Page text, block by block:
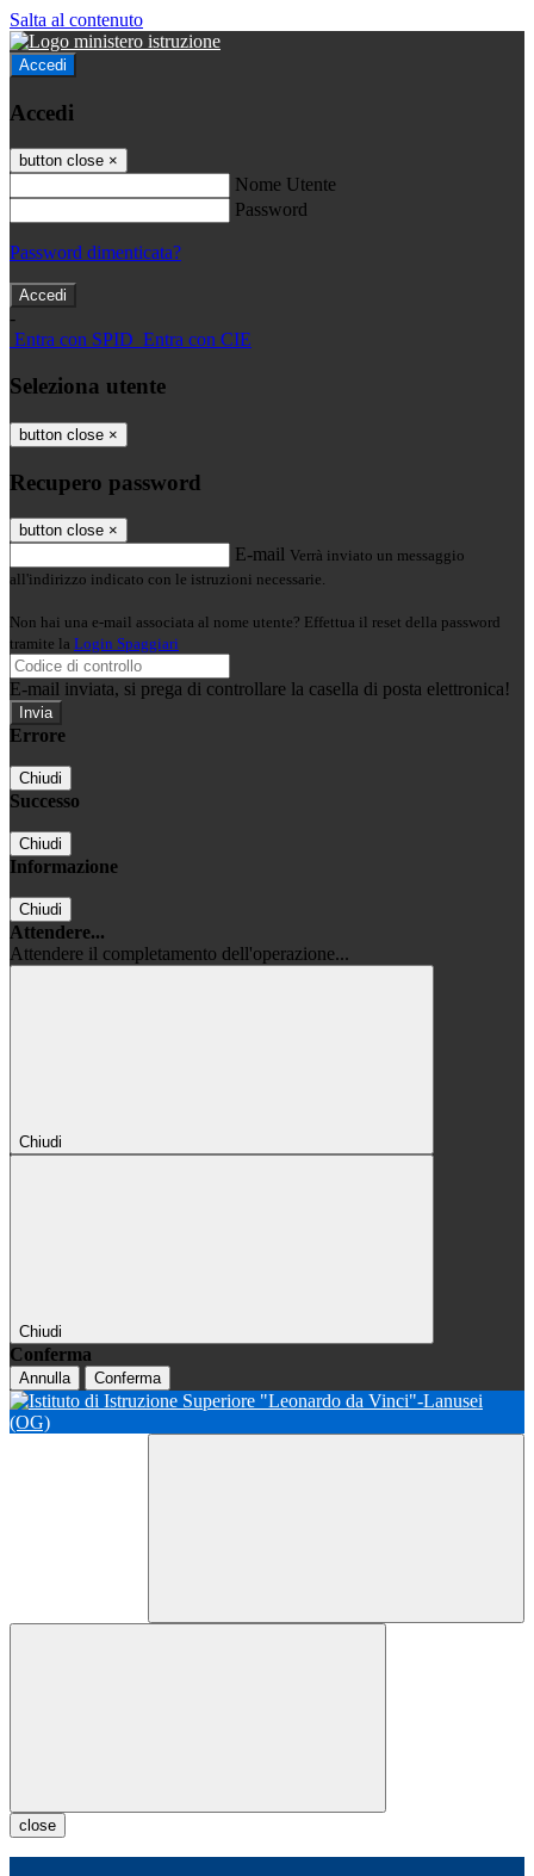
Salta al contenuto
Accedi
Accedi
button close ×
Nome Utente
Password
Password dimenticata?
-
Entra con SPID Entra con CIE
Seleziona utente
button close ×
Recupero password
button close ×
E-mail Verrà inviato un messaggio
all'indirizzo indicato con le istruzioni necessarie.
Non hai una e-mail associata al nome utente? Effettua il reset della password
tramite la Login Spaggiari
E-mail inviata, si prega di controllare la casella di posta elettronica!
Errore
Chiudi
Successo
Chiudi
Informazione
Chiudi
Attendere...
Attendere il completamento dell'operazione...
Chiudi
Chiudi
Conferma
Annulla Conferma
close